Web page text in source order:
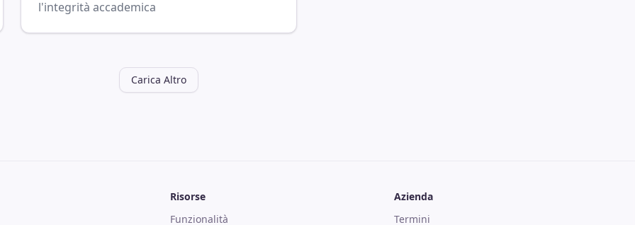
l'integrità accademica
Carica Altro
Risorse
Funzionalità
Azienda
Termini